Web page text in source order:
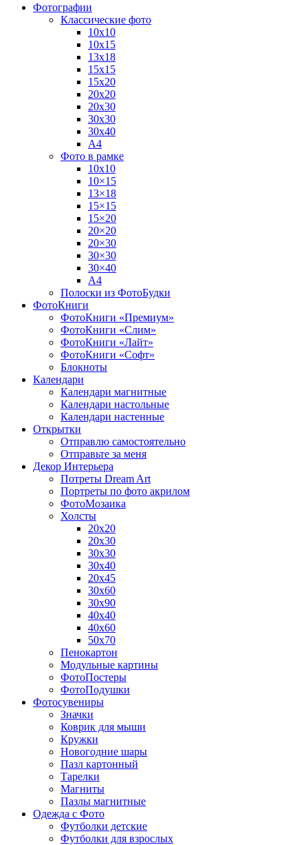
Фотографии
Классические фото
10х10
10х15
13х18
15х15
15х20
20х20
20х30
30х30
30х40
А4
Фото в рамке
10х10
10×15
13×18
15×15
15×20
20×20
20×30
30×30
30×40
A4
Полоски из ФотоБудки
ФотоКниги
ФотоКниги «Премиум»
ФотоКниги «Слим»
ФотоКниги «Лайт»
ФотоКниги «Софт»
Блокноты
Календари
Календари магнитные
Календари настольные
Календари настенные
Открытки
Отправлю самостоятельно
Отправьте за меня
Декор Интерьера
Потреты Dream Art
Портреты по фото акрилом
ФотоМозаика
Холсты
20х20
20х30
30х30
30х40
20х45
30х60
30х90
40х40
40х60
50х70
Пенокартон
Модульные картины
ФотоПостеры
ФотоПодушки
Фотоcувениры
Значки
Коврик для мыши
Кружки
Новогодние шары
Пазл картонный
Тарелки
Магниты
Пазлы магнитные
Одежда с Фото
Футболки детские
Футболки для взрослых